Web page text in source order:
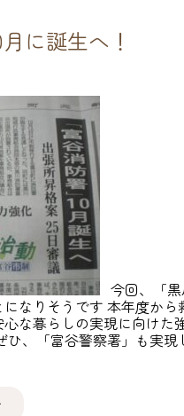
に誕生へ！
今回、「
なりそうです 本年度か
な暮らしの実現に向けた
ひ、「富谷警察署」も実現